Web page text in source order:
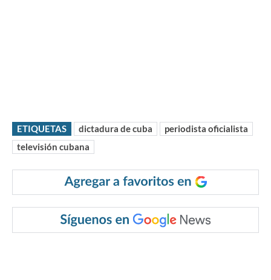
ETIQUETAS dictadura de cuba
periodista oficialista
televisión cubana